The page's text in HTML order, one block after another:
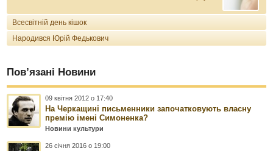
Всесвітній день кішок
Народився Юрій Федькович
Пов’язані Новини
09 квітня 2012 о 17:40
На Черкащині письменники започатковують власну
премію імені Симоненка?
Новини культури
26 січня 2016 о 19:00